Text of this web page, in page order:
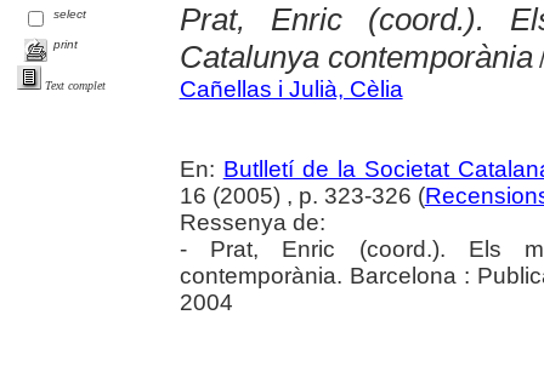
select
print
Text complet
Prat, Enric (coord.).
Catalunya contemporània/
Cañellas i Julià, Cèlia
En: Butlletí de la Societat
16 (2005) , p. 323-326 (
Ressenya de:
- Prat, Enric (coord.). Els
contemporània. Barcelona :
2004